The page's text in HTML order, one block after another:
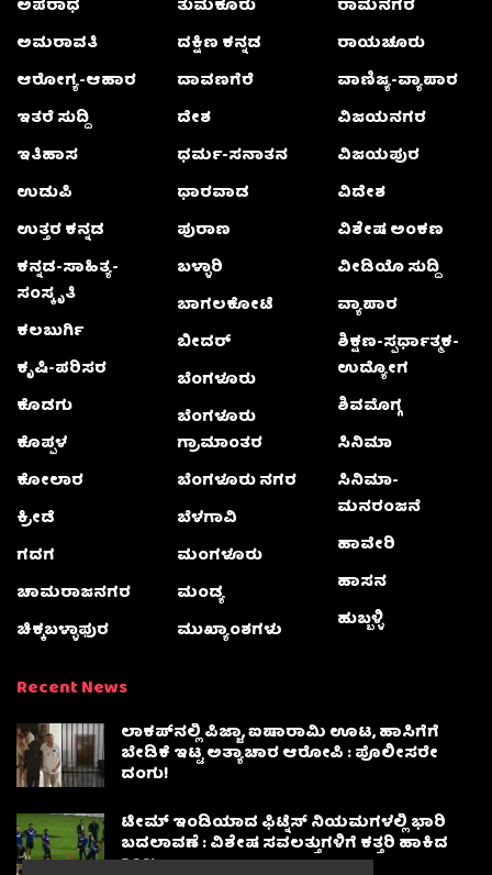
ಅಪರಾಧ
ಅಮರಾವತಿ
ಆರೋಗ್ಯ-ಆಹಾರ
ಇತರೆ ಸುದ್ದಿ
ಇತಿಹಾಸ
ಉಡುಪಿ
ಉತ್ತರ ಕನ್ನಡ
ಕನ್ನಡ-ಸಾಹಿತ್ಯ-
ಸಂಸ್ಕೃತಿ
ಕಲಬುರ್ಗಿ
ಕೃಷಿ-ಪರಿಸರ
ಕೊಡಗು
ಕೊಪ್ಪಳ
ಕೋಲಾರ
ಕ್ರೀಡೆ
ಗದಗ
ಚಾಮರಾಜನಗರ
ಚಿಕ್ಕಬಳ್ಳಾಫುರ
ತುಮಕೂರು
ದಕ್ಷಿಣ ಕನ್ನಡ
ದಾವಣಗೆರೆ
ದೇಶ
ಧರ್ಮ-ಸನಾತನ
ಧಾರವಾಡ
ಪುರಾಣ
ಬಳ್ಳಾರಿ
ಬಾಗಲಕೋಟೆ
ಬೀದರ್
ಬೆಂಗಳೂರು
ಬೆಂಗಳೂರು
ಗ್ರಾಮಾಂತರ
ಬೆಂಗಳೂರು ನಗರ
ಬೆಳಗಾವಿ
ಮಂಗಳೂರು
ಮಂಡ್ಯ
ಮುಖ್ಯಾಂಶಗಳು
ರಾಮನಗರ
ರಾಯಚೂರು
ವಾಣಿಜ್ಯ-ವ್ಯಾಪಾರ
ವಿಜಯನಗರ
ವಿಜಯಪುರ
ವಿದೇಶ
ವಿಶೇಷ ಅಂಕಣ
ವೀಡಿಯೊ ಸುದ್ದಿ
ವ್ಯಾಪಾರ
ಶಿಕ್ಷಣ-ಸ್ಪರ್ಧಾತ್ಮಕ-
ಉದ್ಯೋಗ
ಶಿವಮೊಗ್ಗ
ಸಿನಿಮಾ
ಸಿನಿಮಾ-
ಮನರಂಜನೆ
ಹಾವೇರಿ
ಹಾಸನ
ಹುಬ್ಬಳ್ಳಿ
Recent News
ಲಾಕಪ್‌ನಲ್ಲಿ ಪಿಜ್ಜಾ, ಐಷಾರಾಮಿ ಊಟ, ಹಾಸಿಗೆಗೆ
ಬೇಡಿಕೆ ಇಟ್ಟ ಅತ್ಯಾಚಾರ ಆರೋಪಿ : ಪೊಲೀಸರೇ
ದಂಗು!
ಟೀಮ್ ಇಂಡಿಯಾದ ಫಿಟ್ನೆಸ್ ನಿಯಮಗಳಲ್ಲಿ ಭಾರಿ
ಬದಲಾವಣೆ : ವಿಶೇಷ ಸವಲತ್ತುಗಳಿಗೆ ಕತ್ತರಿ ಹಾಕಿದ
BCCI